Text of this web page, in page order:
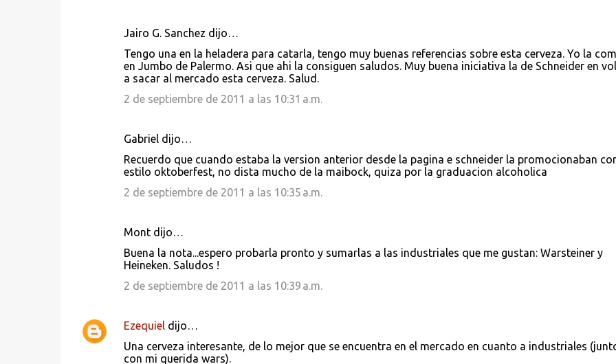
Jairo G. Sanchez dijo…
Tengo una en la heladera para catarla, tengo muy buenas referencias sobre esta cerveza. Yo la
en Jumbo de Palermo. Asi que ahi la consiguen saludos. Muy buena iniciativa la de Schneider en
a sacar al mercado esta cerveza. Salud.
2 de septiembre de 2011 a las 10:31 a.m.
Gabriel dijo…
Recuerdo que cuando estaba la version anterior desde la pagina e schneider la promocionaban
estilo oktoberfest, no dista mucho de la maibock, quiza por la graduacion alcoholica
2 de septiembre de 2011 a las 10:35 a.m.
Mont dijo…
Buena la nota...espero probarla pronto y sumarlas a las industriales que me gustan: Warsteiner y
Heineken. Saludos !
2 de septiembre de 2011 a las 10:39 a.m.
Ezequieldijo…
Una cerveza interesante, de lo mejor que se encuentra en el mercado en cuanto a industriales
con mi querida wars).